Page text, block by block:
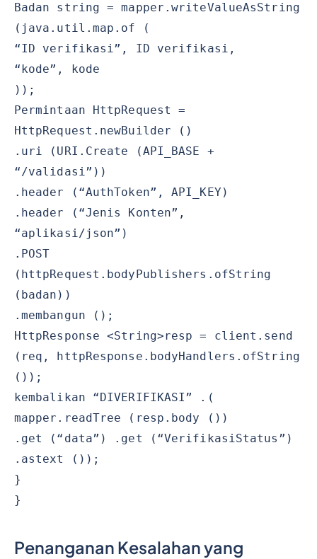
Badan string = mapper.writeValueAsString
(java.util.map.of (
“ID verifikasi”, ID verifikasi,
“kode”, kode
));
Permintaan HttpRequest =
HttpRequest.newBuilder ()
.uri (URI.Create (API_BASE +
“/validasi”))
.header (“AuthToken”, API_KEY)
.header (“Jenis Konten”,
“aplikasi/json”)
.POST
(httpRequest.bodyPublishers.ofString
(badan))
.membangun ();
HttpResponse <String>resp = client.send
(req, httpResponse.bodyHandlers.ofString
());
kembalikan “DIVERIFIKASI” .(
mapper.readTree (resp.body ())
.get (“data”) .get (“VerifikasiStatus”)
.astext ());
}
}
Penanganan Kesalahan yang